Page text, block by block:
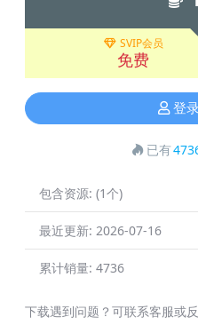
SVIP会员
免费
登
已有
包含资源: (1个)
最近更新: 2026-07-16
累计销量: 4736
下载遇到问题？可联系客服或